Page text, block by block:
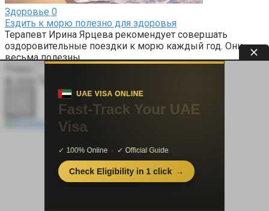
Здоровье 0
Ездить к морю полезно для здоровья
Терапевт Ирина Ярцева рекомендует совершать
оздоровительные поездки к морю каждый год. Они
весьма полезны